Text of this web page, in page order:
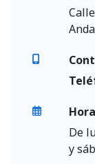
De
y